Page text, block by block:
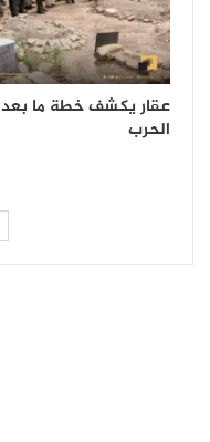
عقار يكشف خطة ما بعد
الحرب